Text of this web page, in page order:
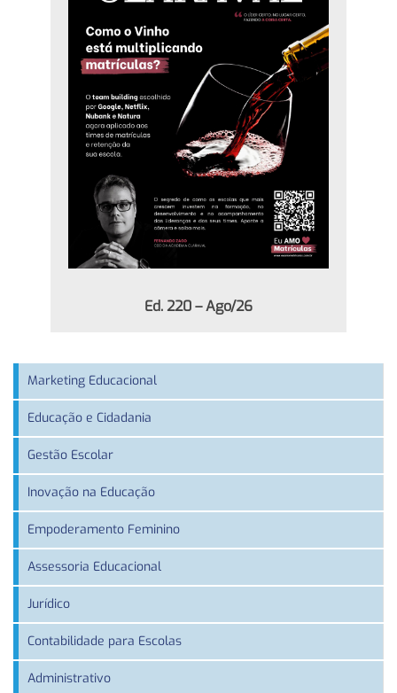
Ed. 220 – Ago/26
Marketing Educacional
Educação e Cidadania
Gestão Escolar
Inovação na Educação
Empoderamento Feminino
Assessoria Educacional
Jurídico
Contabilidade para Escolas
Administrativo